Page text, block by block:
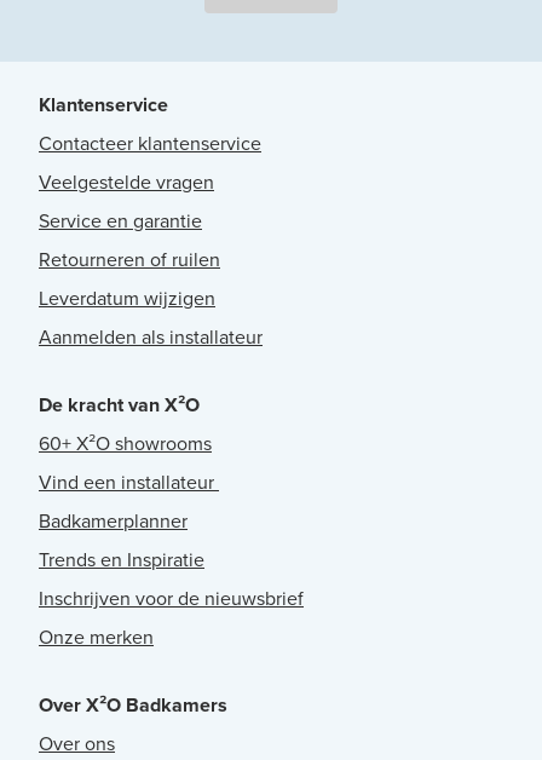
Klantenservice
Contacteer klantenservice
Veelgestelde vragen
Service en garantie
Retourneren of ruilen
Leverdatum wijzigen
Aanmelden als installateur
De kracht van X²O
60+ X²O showrooms
Vind een installateur
Badkamerplanner
Trends en Inspiratie
Inschrijven voor de nieuwsbrief
Onze merken
Over X²O Badkamers
Over ons